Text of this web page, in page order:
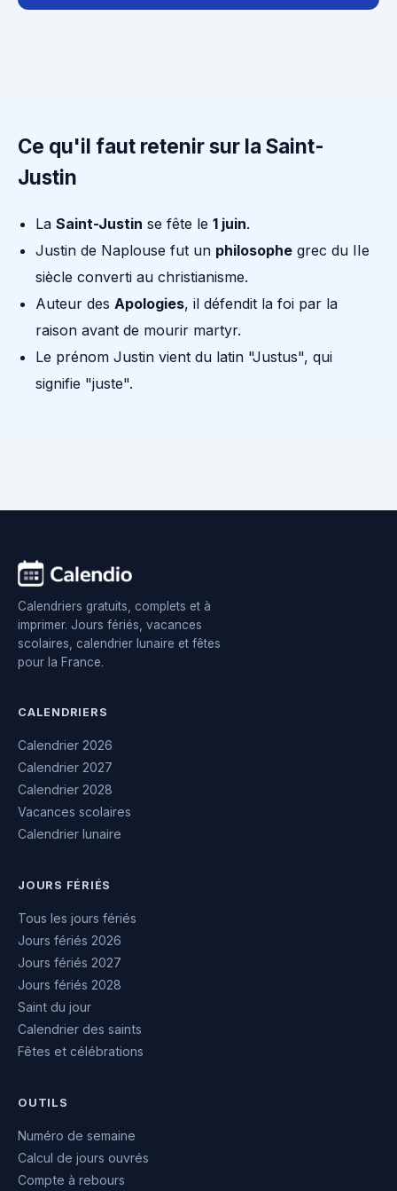
Ce qu'il faut retenir sur la Saint-
Justin
La Saint-Justin se fête le 1 juin.
Justin de Naplouse fut un philosophe grec du IIe
siècle converti au christianisme.
Auteur des Apologies, il défendit la foi par la
raison avant de mourir martyr.
Le prénom Justin vient du latin "Justus", qui
signifie "juste".
Calendriers gratuits, complets et à
imprimer. Jours fériés, vacances
scolaires, calendrier lunaire et fêtes
pour la France.
CALENDRIERS
Calendrier 2026
Calendrier 2027
Calendrier 2028
Vacances scolaires
Calendrier lunaire
JOURS FÉRIÉS
Tous les jours fériés
Jours fériés 2026
Jours fériés 2027
Jours fériés 2028
Saint du jour
Calendrier des saints
Fêtes et célébrations
OUTILS
Numéro de semaine
Calcul de jours ouvrés
Compte à rebours